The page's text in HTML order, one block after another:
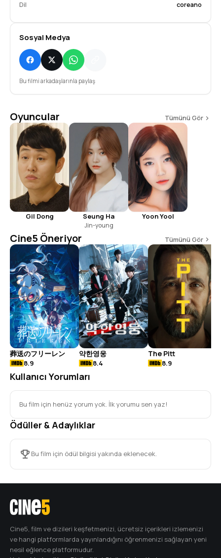
Dil coreano
Sosyal Medya
Bu filmi arkadaşlarınla paylaş
Oyuncular Tümünü Gör
Gil Dong Seung Ha
Jin-young
Yoon Yool
Cine5 Öneriyor Tümünü Gör
葬送のフリーレン
8.9
약한영웅
8.4
The Pitt
8.9
Kullanıcı Yorumları
Bu film için henüz yorum yok. İlk yorumu sen yaz!
Ödüller & Adaylıklar
Bu film için ödül bilgisi yakında eklenecek.
Cine5, film ve dizileri keşfetmenizi, ücretsiz içerikleri izlemenizi
ve hangi platformlarda yayınlandığını öğrenmenizi sağlayan yeni
nesil eğlence platformudur.